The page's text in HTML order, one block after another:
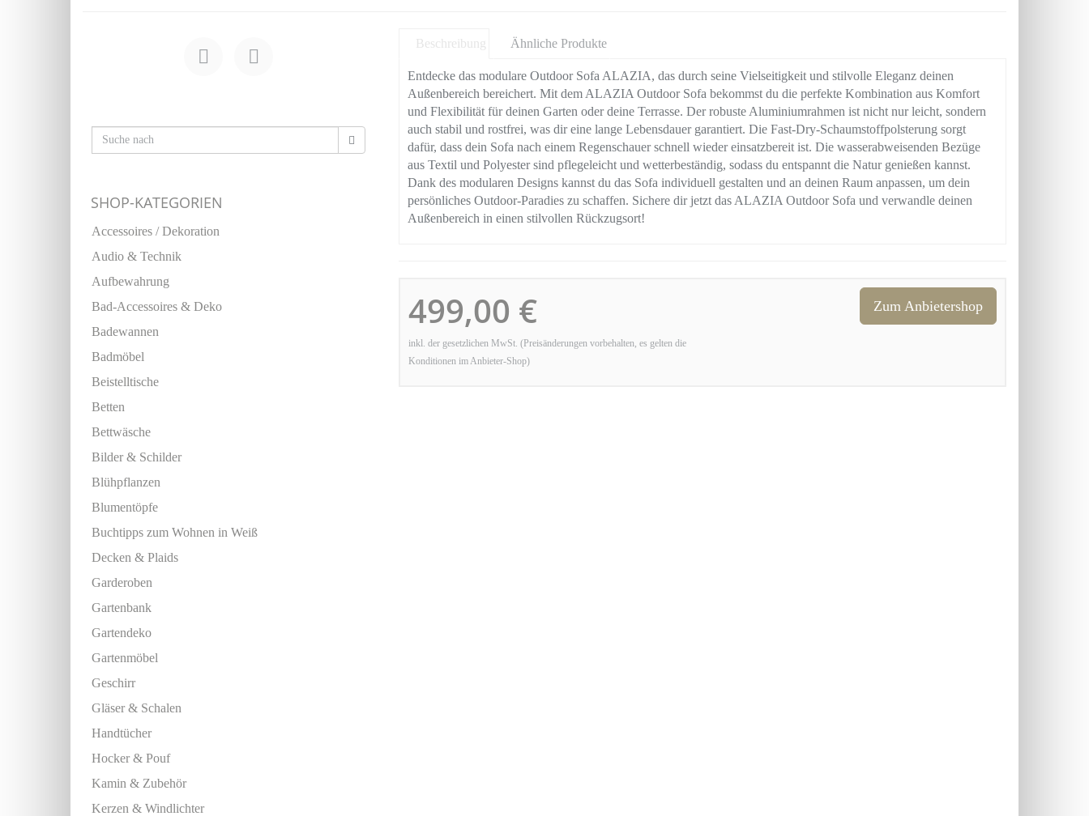
Beschreibung Ähnliche Produkte
Entdecke das modulare Outdoor Sofa ALAZIA, das durch seine Vielseitigkeit und stilvolle Eleganz deinen
Außenbereich bereichert. Mit dem ALAZIA Outdoor Sofa bekommst du die perfekte Kombination aus Komfort
und Flexibilität für deinen Garten oder deine Terrasse. Der robuste Aluminiumrahmen ist nicht nur leicht, sondern
auch stabil und rostfrei, was dir eine lange Lebensdauer garantiert. Die Fast-Dry-Schaumstoffpolsterung sorgt
dafür, dass dein Sofa nach einem Regenschauer schnell wieder einsatzbereit ist. Die wasserabweisenden Bezüge
aus Textil und Polyester sind pflegeleicht und wetterbeständig, sodass du entspannt die Natur genießen kannst.
Dank des modularen Designs kannst du das Sofa individuell gestalten und an deinen Raum anpassen, um dein
persönliches Outdoor-Paradies zu schaffen. Sichere dir jetzt das ALAZIA Outdoor Sofa und verwandle deinen
Außenbereich in einen stilvollen Rückzugsort!
499,00 €
inkl. der gesetzlichen MwSt. (Preisänderungen vorbehalten, es gelten die
Konditionen im Anbieter-Shop)
Zum Anbietershop
SHOP-KATEGORIEN
Accessoires / Dekoration
Audio & Technik
Aufbewahrung
Bad-Accessoires & Deko
Badewannen
Badmöbel
Beistelltische
Betten
Bettwäsche
Bilder & Schilder
Blühpflanzen
Blumentöpfe
Buchtipps zum Wohnen in Weiß
Decken & Plaids
Garderoben
Gartenbank
Gartendeko
Gartenmöbel
Geschirr
Gläser & Schalen
Handtücher
Hocker & Pouf
Kamin & Zubehör
Kerzen & Windlichter